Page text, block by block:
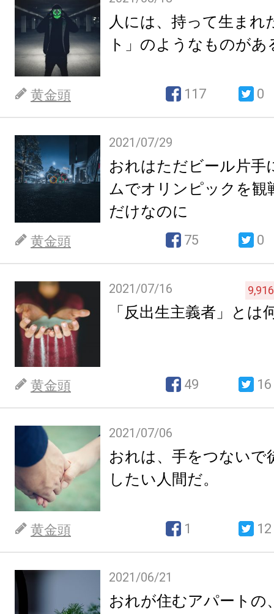
人には、持って生まれ
ト」のようなものがあ
黄金頭 117 0
2021/07/29
おれはただビール片手
ムでオリンピックを観
だけなのに
黄金頭 75 0
2021/07/16 9,916
「反出生主義者」とは
黄金頭 49 16
2021/07/06
おれは、手をつないで
したい人間だ。
黄金頭 1 12
2021/06/21
おれが住むアパートの